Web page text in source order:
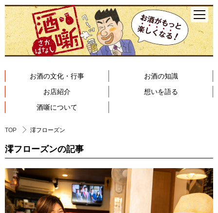
お酒の文化・行事
お酒の知識
お店紹介
想いを語る
酒噺について
TOP 澪フローズン
澪フローズンの記事